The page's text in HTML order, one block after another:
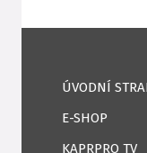
ÚVODNÍ
E-SHOP
KAPRPRO TV